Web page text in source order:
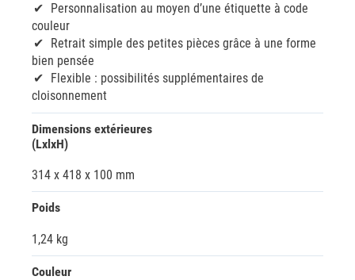
Personnalisation au moyen d’une étiquette à code
couleur
Retrait simple des petites pièces grâce à une forme
bien pensée
Flexible : possibilités supplémentaires de
cloisonnement
Dimensions extérieures
(LxlxH)
314 x 418 x 100 mm
Poids
1,24 kg
Couleur